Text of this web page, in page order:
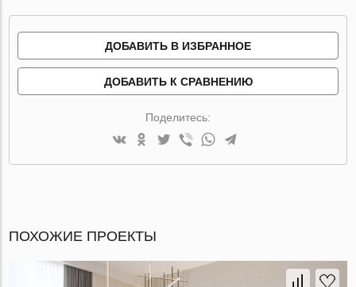
ДОБАВИТЬ В ИЗБРАННОЕ
ДОБАВИТЬ К СРАВНЕНИЮ
Поделитесь:
ПОХОЖИЕ ПРОЕКТЫ